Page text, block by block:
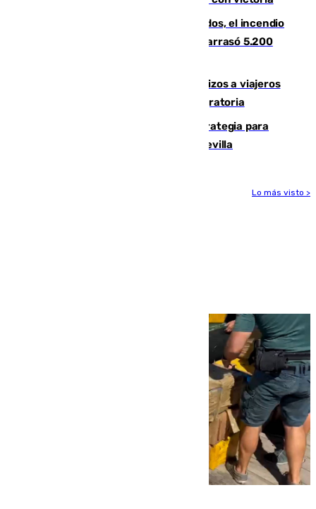
Un mes de la tragedia de Los Gallardos, el incendio
que acabó con la vida de 14 personas y arrasó 5.200
España establece controles fronterizos a viajeros
procedentes de Italia por la presión migratoria
El Ayuntamiento desarrolla una estrategia para
recuperar la identidad patrimonial de Sevilla
Lo más visto >